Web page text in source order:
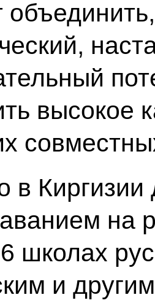
высокое
в
на
школах
и